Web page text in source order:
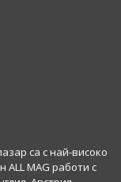
са с най-високо
MAG работи с